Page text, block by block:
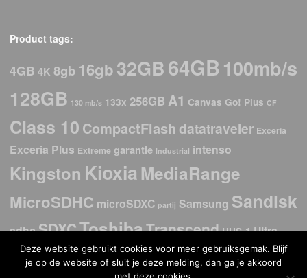
Product tags:
4GB 4K 8gb16gb32GB64GB100mb/s
128GB 130 mb/s 133x 256GB A1 Canvas Go! Plus CF
Class 10 CompactFlash datatraveler Exceria
Exceria Plus Extreme garantie Industrial intenso
Kingston Kioxia MediaRange
MicroSDHC microSDXC partij Samsung Sandisk
sdhcSDXCToshibaTranscend UHS-1 Ultra
USB-C USb 2.0USB 3.0 USB 3.1 USB 3.2USB
Deze website gebruikt cookies voor meer gebruiksgemak. Blijf
je op de website of sluit je deze melding, dan ga je akkoord